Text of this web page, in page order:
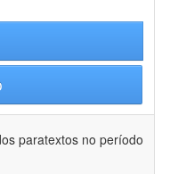
paratextos no período